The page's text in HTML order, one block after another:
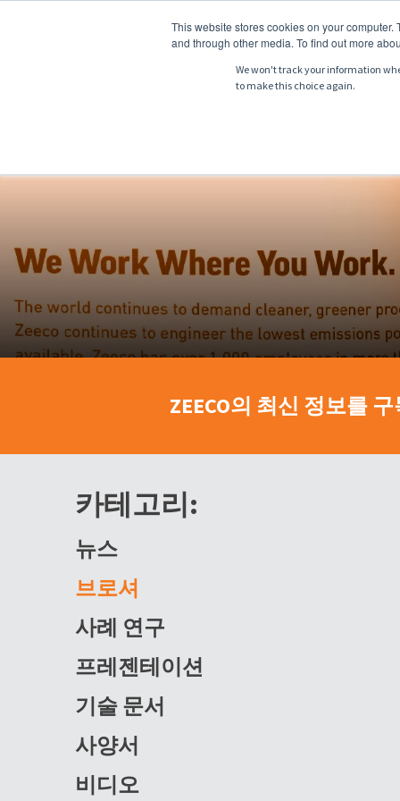
This website stores cookies on your
and through other media. To find out more
We won't track your information
to make this choice again.
ZEECO의 최신 정보를
카테고리:
뉴스
브로셔
사례 연구
프레젠테이션
기술 문서
사양서
비디오